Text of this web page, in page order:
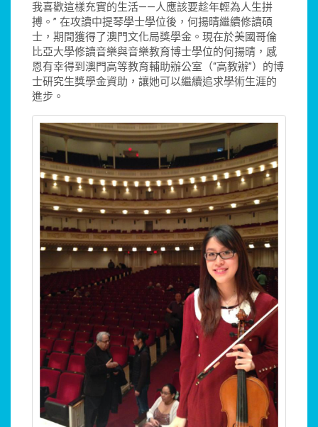
我喜歡這樣充實的生活——人應該要趁年輕為人生拼
搏。” 在攻讀中提琴學士學位後，何揚晴繼續修讀碩
士，期間獲得了澳門文化局獎學金。現在於美國哥倫
比亞大學修讀音樂與音樂教育博士學位的何揚晴，感
恩有幸得到澳門高等教育輔助辦公室（“高教辦”）的博
士研究生獎學金資助，讓她可以繼續追求學術生涯的
進步。